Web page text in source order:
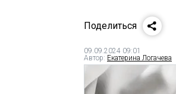
Поделиться
09.09.2024 09:01
Автор: Екатерина Логачева